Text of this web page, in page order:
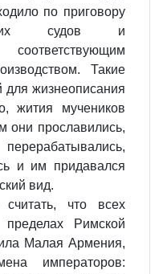
по приговору
судов и
Такие
для жизнеописания
жития мучеников
они прославились,
и им придавался
вид.
что всех
Римской
Малая Армения,
императоров: